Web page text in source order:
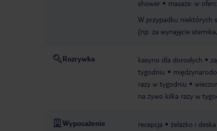
shower
masaże: w
W przypadku niektórych
(np. za wynajęcie
Rozrywka kasyno dla dorosłych
tygodniu
razy w tygodniu
na żywo kilka razy w
Wyposażenie recepcja żelazko i